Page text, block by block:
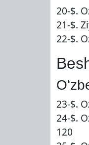
20-$.
21-$.
22-$.
23-$.
24-$.
120